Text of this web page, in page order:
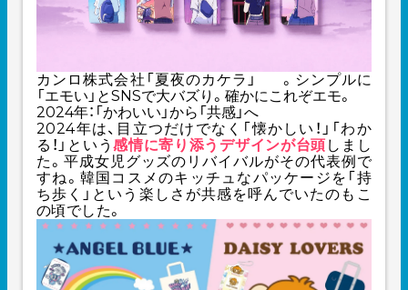
カンロ株式会社 「夏夜のカケラ」
。シンプルに
「エモい」とSNSで大バズり。確かにこれぞエモ。
2024年：「かわいい」から「共感」へ
2024年は、目立つだけでなく「懐かしい！」「わか
る！」という感情に寄り添うデザインが台頭 しまし
た。平成女児グッズのリバイバルがその代表例で
すね。韓国コスメのキッチュなパッケージを「持
ち歩く」という楽しさが共感を呼んでいたのもこ
の頃でした。